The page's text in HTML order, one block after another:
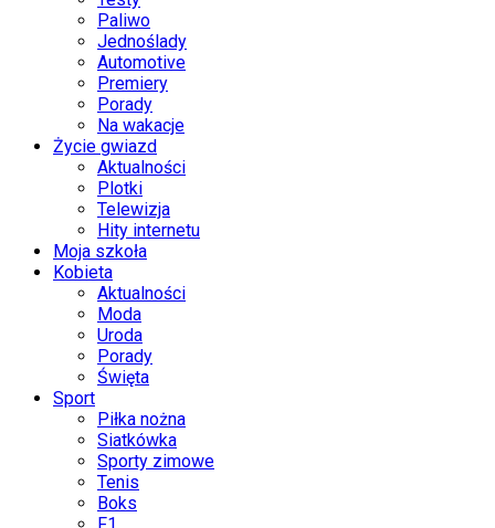
Paliwo
Jednoślady
Automotive
Premiery
Porady
Na wakacje
Życie gwiazd
Aktualności
Plotki
Telewizja
Hity internetu
Moja szkoła
Kobieta
Aktualności
Moda
Uroda
Porady
Święta
Sport
Piłka nożna
Siatkówka
Sporty zimowe
Tenis
Boks